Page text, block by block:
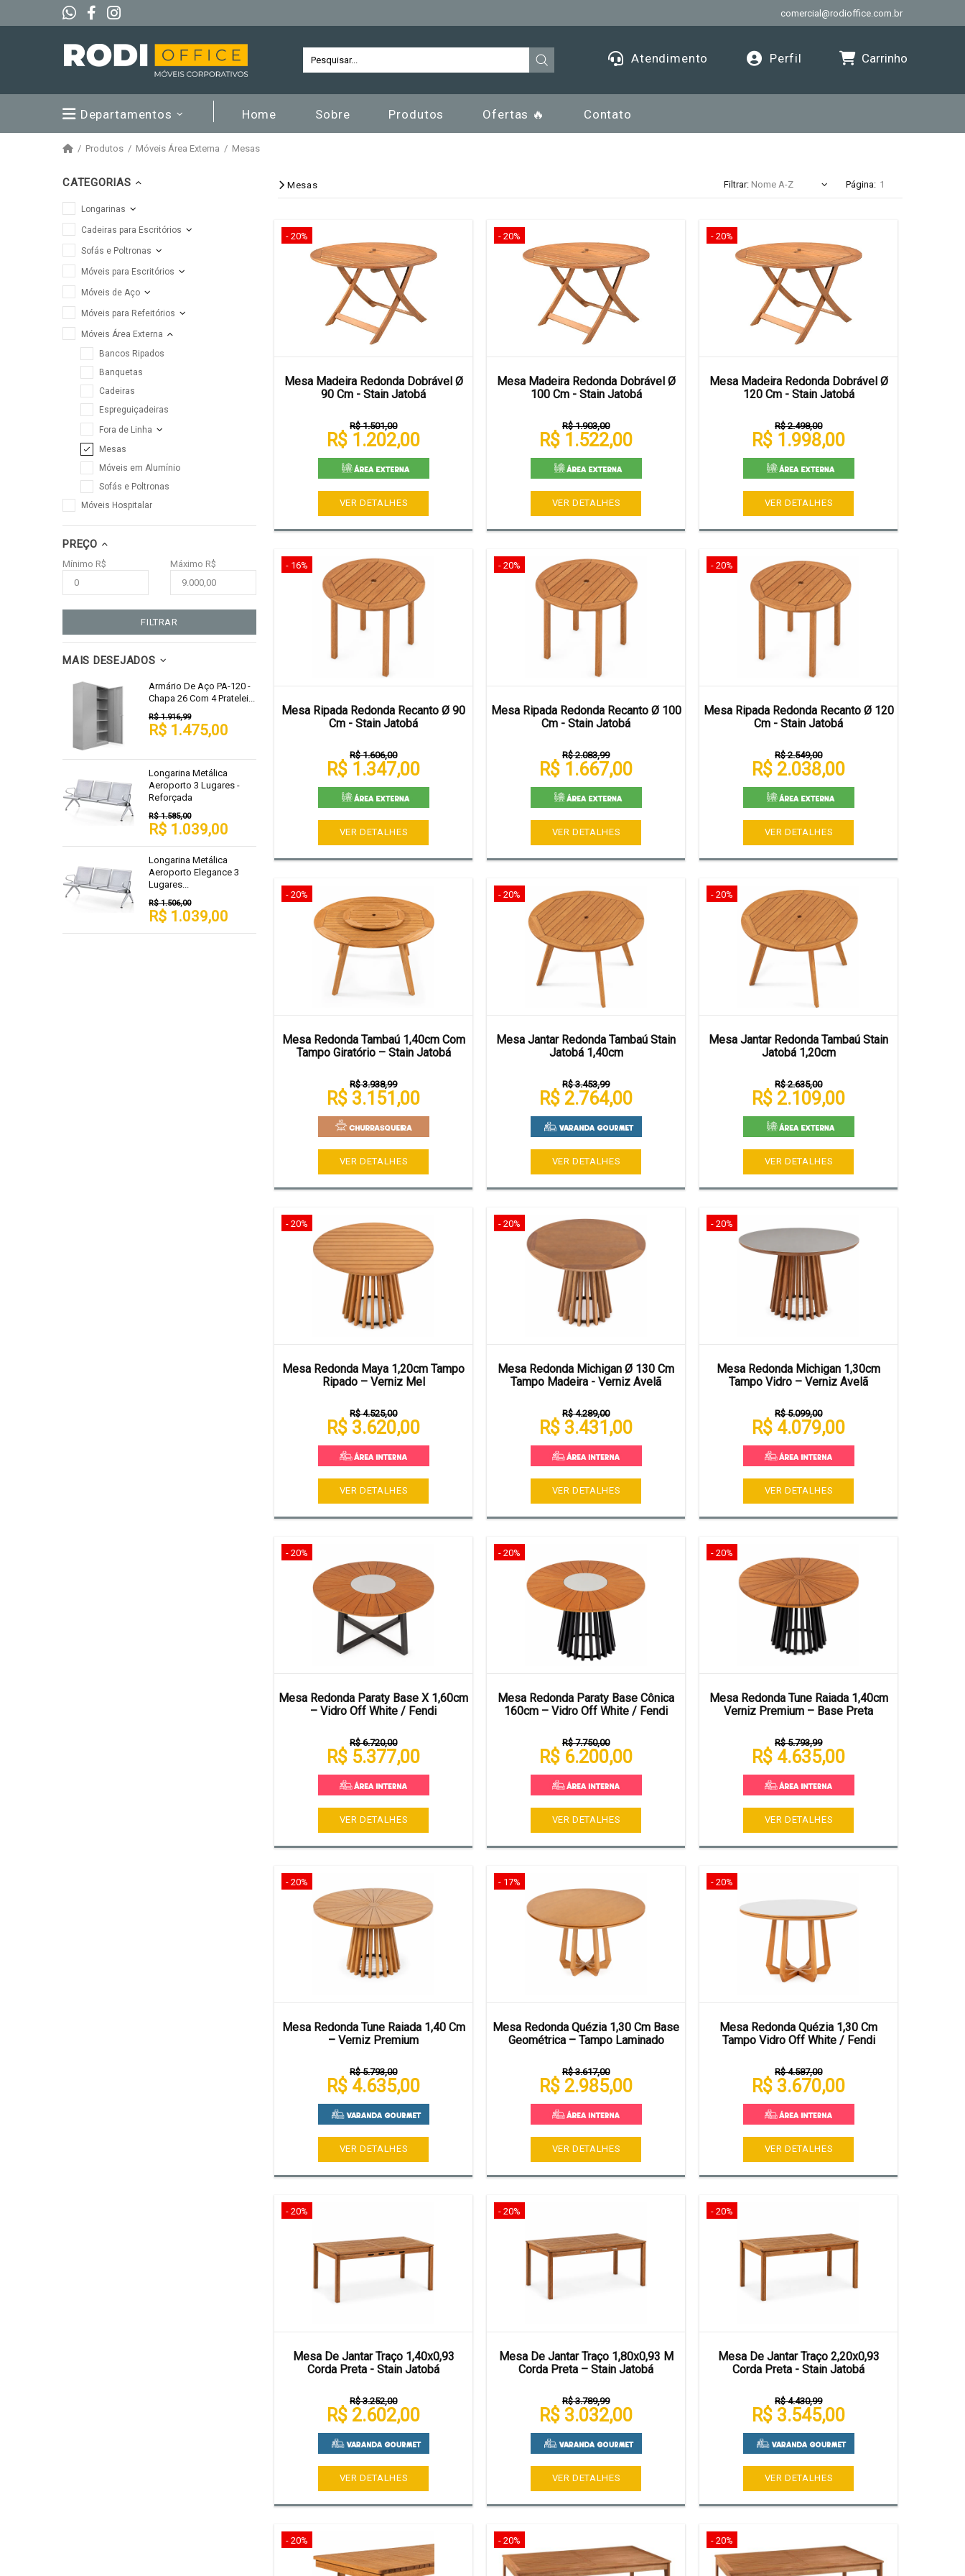
comercial@rodioffice.com.br
Atendimento Perfil Carrinho
Departamentos Home Sobre Produtos Ofertas 🔥 Contato
Produtos Móveis Área Externa Mesas
CATEGORIAS
Longarinas
Cadeiras para Escritórios
Sofás e Poltronas
Móveis para Escritórios
Móveis de Aço
Móveis para Refeitórios
Móveis Área Externa
Bancos Ripados
Banquetas
Cadeiras
Espreguiçadeiras
Fora de Linha
Mesas
Móveis em Alumínio
Sofás e Poltronas
Móveis Hospitalar
PREÇO
Mínimo R$ Máximo R$
FILTRAR
MAIS DESEJADOS
Armário De Aço PA-120 -
Chapa 26 Com 4 Pratelei...
R$ 1.916,99
R$ 1.475,00
Longarina Metálica
Aeroporto 3 Lugares -
Reforçada
R$ 1.585,00
R$ 1.039,00
Longarina Metálica
Aeroporto Elegance 3
Lugares...
R$ 1.506,00
R$ 1.039,00
Mesas Filtrar: Página:
- 20%
Mesa Madeira Redonda Dobrável Ø
90 Cm - Stain Jatobá
R$ 1.501,00
R$ 1.202,00
VER DETALHES
- 20%
Mesa Madeira Redonda Dobrável Ø
100 Cm - Stain Jatobá
R$ 1.903,00
R$ 1.522,00
VER DETALHES
- 20%
Mesa Madeira Redonda Dobrável Ø
120 Cm - Stain Jatobá
R$ 2.498,00
R$ 1.998,00
VER DETALHES
- 16%
Mesa Ripada Redonda Recanto Ø 90
Cm - Stain Jatobá
R$ 1.606,00
R$ 1.347,00
VER DETALHES
- 20%
Mesa Ripada Redonda Recanto Ø 100
Cm - Stain Jatobá
R$ 2.083,99
R$ 1.667,00
VER DETALHES
- 20%
Mesa Ripada Redonda Recanto Ø 120
Cm - Stain Jatobá
R$ 2.549,00
R$ 2.038,00
VER DETALHES
- 20%
Mesa Redonda Tambaú 1,40cm Com
Tampo Giratório – Stain Jatobá
R$ 3.938,99
R$ 3.151,00
VER DETALHES
- 20%
Mesa Jantar Redonda Tambaú Stain
Jatobá 1,40cm
R$ 3.453,99
R$ 2.764,00
VER DETALHES
- 20%
Mesa Jantar Redonda Tambaú Stain
Jatobá 1,20cm
R$ 2.635,00
R$ 2.109,00
VER DETALHES
- 20%
Mesa Redonda Maya 1,20cm Tampo
Ripado – Verniz Mel
R$ 4.525,00
R$ 3.620,00
VER DETALHES
- 20%
Mesa Redonda Michigan Ø 130 Cm
Tampo Madeira - Verniz Avelã
R$ 4.289,00
R$ 3.431,00
VER DETALHES
- 20%
Mesa Redonda Michigan 1,30cm
Tampo Vidro – Verniz Avelã
R$ 5.099,00
R$ 4.079,00
VER DETALHES
- 20%
Mesa Redonda Paraty Base X 1,60cm
– Vidro Off White / Fendi
R$ 6.720,00
R$ 5.377,00
VER DETALHES
- 20%
Mesa Redonda Paraty Base Cônica
160cm – Vidro Off White / Fendi
R$ 7.750,00
R$ 6.200,00
VER DETALHES
- 20%
Mesa Redonda Tune Raiada 1,40cm
Verniz Premium – Base Preta
R$ 5.793,99
R$ 4.635,00
VER DETALHES
- 20%
Mesa Redonda Tune Raiada 1,40 Cm
– Verniz Premium
R$ 5.793,00
R$ 4.635,00
VER DETALHES
- 17%
Mesa Redonda Quézia 1,30 Cm Base
Geométrica – Tampo Laminado
R$ 3.617,00
R$ 2.985,00
VER DETALHES
- 20%
Mesa Redonda Quézia 1,30 Cm
Tampo Vidro Off White / Fendi
R$ 4.587,00
R$ 3.670,00
VER DETALHES
- 20%
Mesa De Jantar Traço 1,40x0,93
Corda Preta - Stain Jatobá
R$ 3.252,00
R$ 2.602,00
VER DETALHES
- 20%
Mesa De Jantar Traço 1,80x0,93 M
Corda Preta – Stain Jatobá
R$ 3.789,99
R$ 3.032,00
VER DETALHES
- 20%
Mesa De Jantar Traço 2,20x0,93
Corda Preta - Stain Jatobá
R$ 4.430,99
R$ 3.545,00
VER DETALHES
- 20% - 20% - 20%